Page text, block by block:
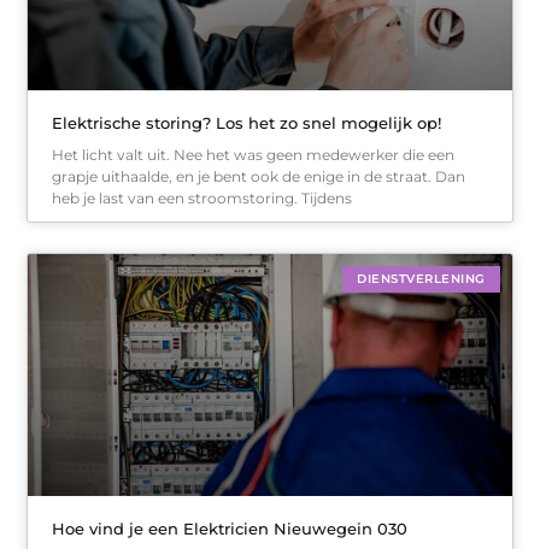
Elektrische storing? Los het zo snel mogelijk op!
Het licht valt uit. Nee het was geen medewerker die een
grapje uithaalde, en je bent ook de enige in de straat. Dan
heb je last van een stroomstoring. Tijdens
DIENSTVERLENING
Hoe vind je een Elektricien Nieuwegein 030